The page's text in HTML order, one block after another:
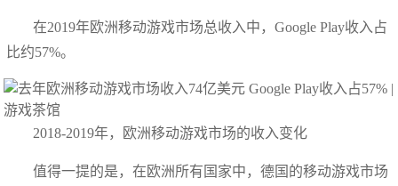
在2019年欧洲移动游戏市场总收入中，Google Play收入占
比约57%。
2018-2019年，欧洲移动游戏市场的收入变化
值得一提的是，在欧洲所有国家中，德国的移动游戏市场